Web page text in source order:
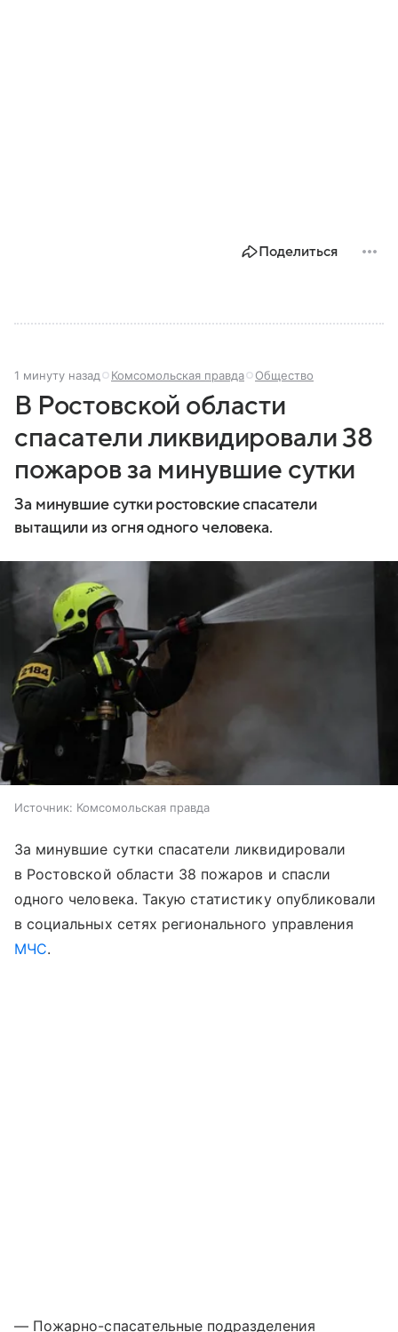
Поделиться
1 минуту назад Комсомольская правда Общество
В Ростовской области
спасатели ликвидировали 38
пожаров за минувшие сутки
За минувшие сутки ростовские спасатели
вытащили из огня одного человека.
Источник: Комсомольская правда
За минувшие сутки спасатели ликвидировали
в Ростовской области 38 пожаров и спасли
одного человека. Такую статистику опубликовали
в социальных сетях регионального управления
МЧС.
— Пожарно-спасательные подразделения